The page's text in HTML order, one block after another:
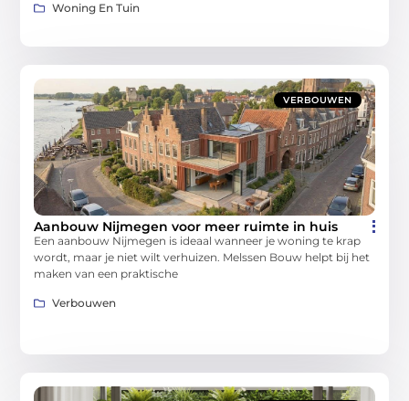
Woning En Tuin
VERBOUWEN
Aanbouw Nijmegen voor meer ruimte in huis
Een aanbouw Nijmegen is ideaal wanneer je woning te krap
wordt, maar je niet wilt verhuizen. Melssen Bouw helpt bij het
maken van een praktische
Verbouwen